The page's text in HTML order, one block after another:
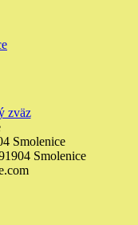
Smolenice
Smolenice